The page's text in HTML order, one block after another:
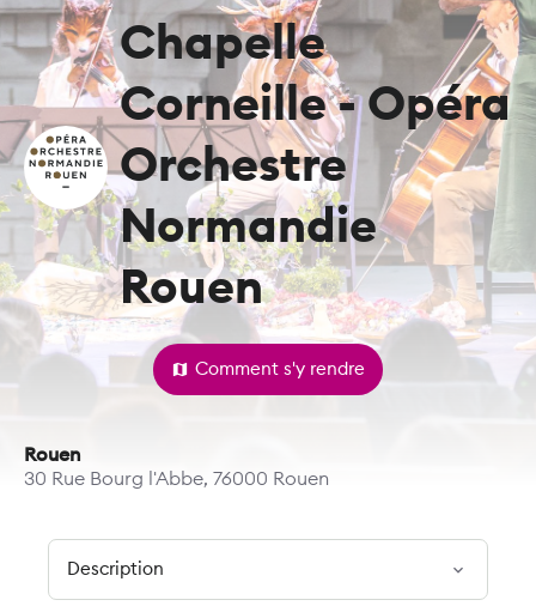
Chapelle
Corneille - Opéra
Orchestre
Normandie
Rouen
map Comment s'y rendre
Rouen
30 Rue Bourg l'Abbe, 76000 Rouen
expand_more